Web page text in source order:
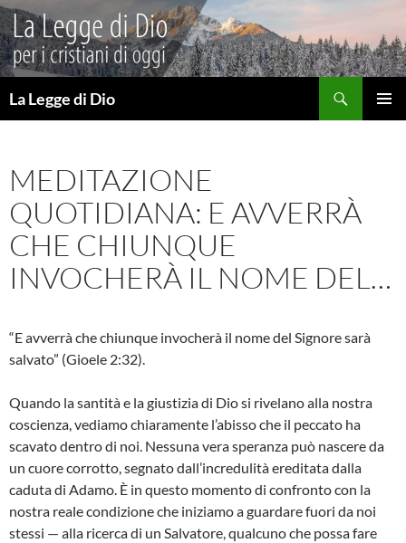
Vai
al
contenuto
La Legge di Dio
MEDITAZIONE
QUOTIDIANA: E AVVERRÀ
CHE CHIUNQUE
INVOCHERÀ IL NOME DEL…
“E avverrà che chiunque invocherà il nome del Signore sarà
salvato” (Gioele 2:32).
Quando la santità e la giustizia di Dio si rivelano alla nostra
coscienza, vediamo chiaramente l’abisso che il peccato ha
scavato dentro di noi. Nessuna vera speranza può nascere da
un cuore corrotto, segnato dall’incredulità ereditata dalla
caduta di Adamo. È in questo momento di confronto con la
nostra reale condizione che iniziamo a guardare fuori da noi
stessi — alla ricerca di un Salvatore, qualcuno che possa fare